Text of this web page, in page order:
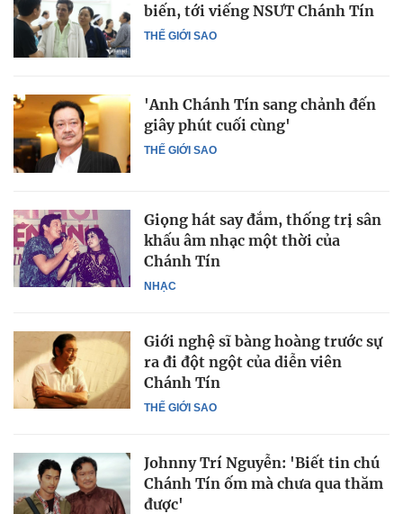
THẾ GIỚI SAO
biến, tới viếng NSƯT Chánh Tín
THẾ GIỚI SAO
'Anh Chánh Tín sang chảnh đến
giây phút cuối cùng'
NHẠC
Giọng hát say đắm, thống trị sân
khấu âm nhạc một thời của
Chánh Tín
THẾ GIỚI SAO
Giới nghệ sĩ bàng hoàng trước sự
ra đi đột ngột của diễn viên
Chánh Tín
Johnny Trí Nguyễn: 'Biết tin chú
Chánh Tín ốm mà chưa qua thăm
được'